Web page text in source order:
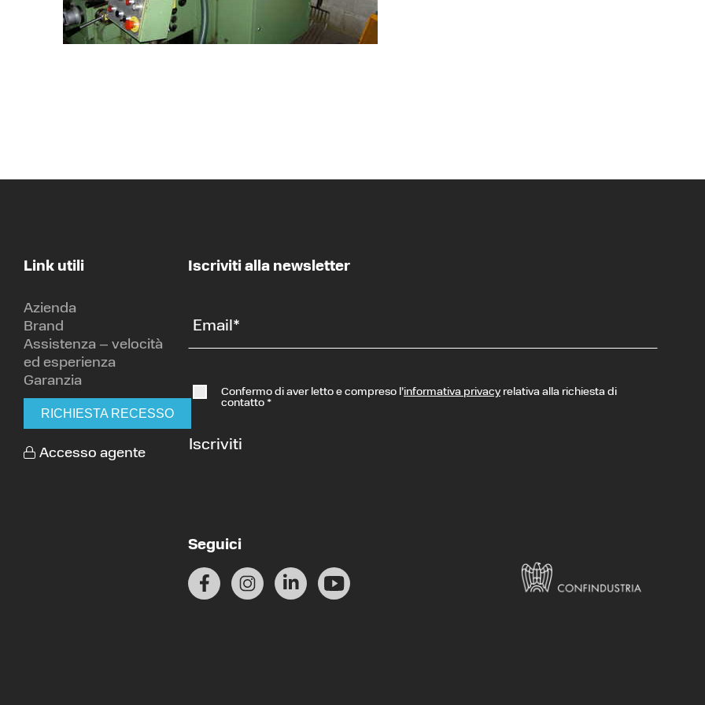
Link utili
Azienda
Brand
Assistenza – velocità
ed esperienza
Garanzia
RICHIESTA RECESSO
Accesso agente
Iscriviti alla newsletter
Email*
Confermo di aver letto e compreso l’informativa privacyrelativa alla richiesta di
contatto *
Iscriviti
Seguici